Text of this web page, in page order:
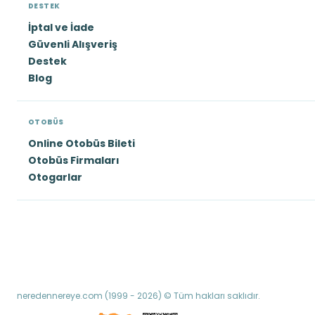
DESTEK
İptal ve İade
Güvenli Alışveriş
Destek
Blog
OTOBÜS
Online Otobüs Bileti
Otobüs Firmaları
Otogarlar
neredennereye.com (1999 - 2026) © Tüm hakları saklıdır.